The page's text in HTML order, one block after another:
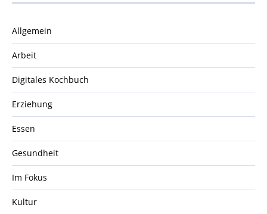
Allgemein
Arbeit
Digitales Kochbuch
Erziehung
Essen
Gesundheit
Im Fokus
Kultur